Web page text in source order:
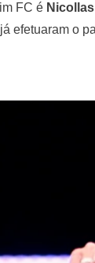
FC é
efetuaram o